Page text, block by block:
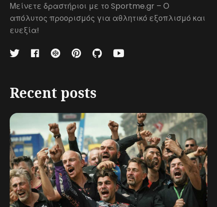
Μείνετε δραστήριοι με το Sportme.gr – Ο
απόλυτος προορισμός για αθλητικό εξοπλισμό και
ευεξία!
Recent posts